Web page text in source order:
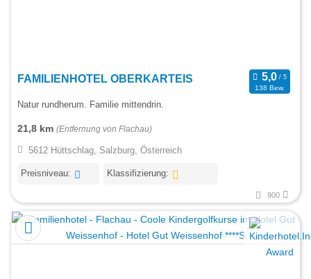
FAMILIENHOTEL OBERKARTEIS
138 Bew.
Natur rundherum. Familie mittendrin.
21,8 km (Entfernung von Flachau)
5612 Hüttschlag, Salzburg, Österreich
Preisniveau: Klassifizierung:
900